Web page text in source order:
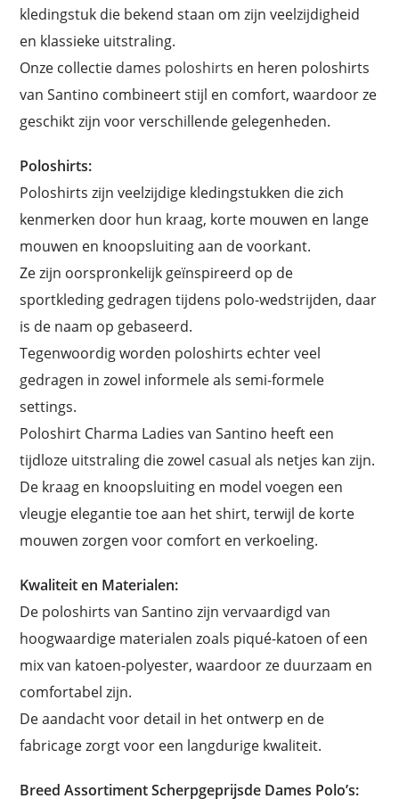
kledingstuk die bekend staan om zijn veelzijdigheid
en klassieke uitstraling.
Onze collectie dames poloshirts en heren poloshirts
van Santino combineert stijl en comfort, waardoor ze
geschikt zijn voor verschillende gelegenheden.
Poloshirts:
Poloshirts zijn veelzijdige kledingstukken die zich
kenmerken door hun kraag, korte mouwen en lange
mouwen en knoopsluiting aan de voorkant.
Ze zijn oorspronkelijk geïnspireerd op de
sportkleding gedragen tijdens polo-wedstrijden, daar
is de naam op gebaseerd.
Tegenwoordig worden poloshirts echter veel
gedragen in zowel informele als semi-formele
settings.
Poloshirt Charma Ladies van Santino heeft een
tijdloze uitstraling die zowel casual als netjes kan zijn.
De kraag en knoopsluiting en model voegen een
vleugje elegantie toe aan het shirt, terwijl de korte
mouwen zorgen voor comfort en verkoeling.
Kwaliteit en Materialen:
De poloshirts van Santino zijn vervaardigd van
hoogwaardige materialen zoals piqué-katoen of een
mix van katoen-polyester, waardoor ze duurzaam en
comfortabel zijn.
De aandacht voor detail in het ontwerp en de
fabricage zorgt voor een langdurige kwaliteit.
Breed Assortiment Scherpgeprijsde Dames Polo’s: